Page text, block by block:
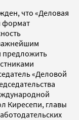
что «Деловая
формат
предложить
«Деловой
Киресепи, главы